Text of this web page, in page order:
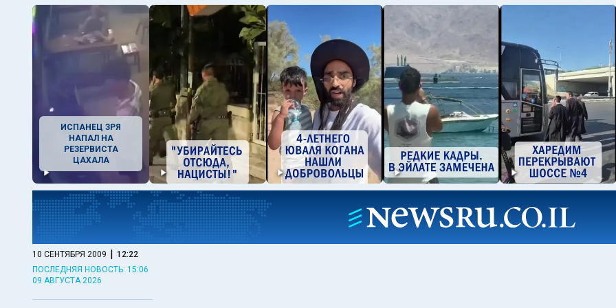
ИСПАНЕЦ ЗРЯ
НАПАЛ НА
РЕЗЕРВИСТА
ЦАХАЛА
10 СЕНТЯБРЯ 2009 | 12:22
ПОСЛЕДНЯЯ НОВОСТЬ: 15:06
09 АВГУСТА 2026